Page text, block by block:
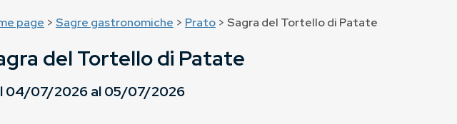
page > Sagre gastronomiche > Prato > Sagra del Tortello di Patate
del Tortello di Patate
04/07/2026al05/07/2026